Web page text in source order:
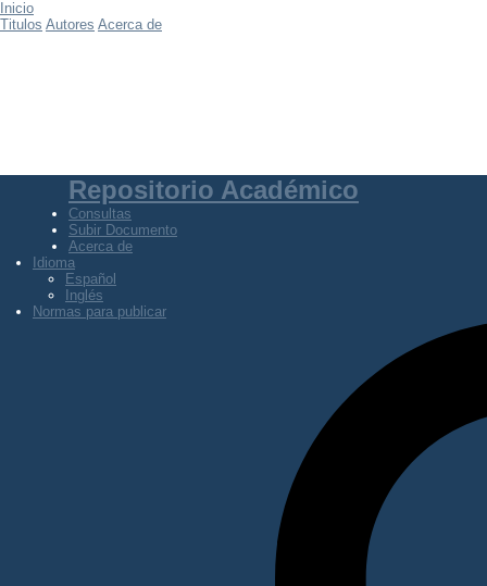
Inicio
Titulos Autores Acerca de
Repositorio Académico
Consultas
Subir Documento
Acerca de
Idioma
Español
Inglés
Normas para publicar